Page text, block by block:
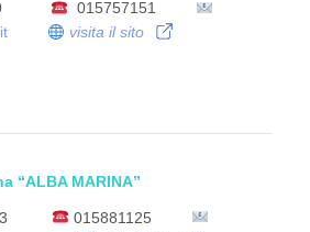
39
015757151
visita il sito
“ALBA MARINA”
33
015881125